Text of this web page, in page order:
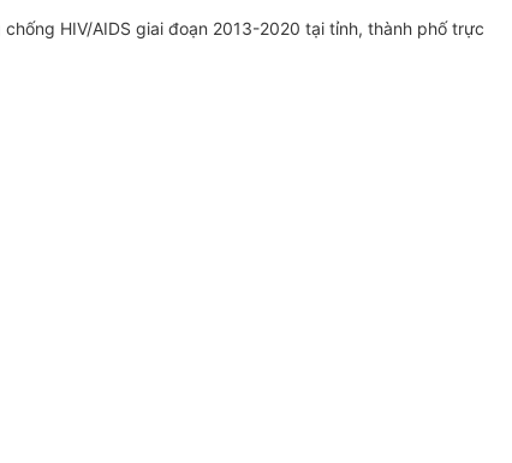
HIV/AIDS giai đoạn 2013-2020 tại tỉnh, thành phố trực